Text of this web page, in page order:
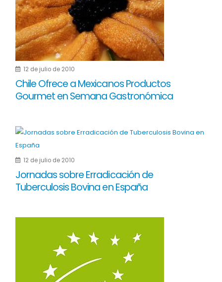
12 de julio de 2010
Chile Ofrece a Mexicanos Productos
Gourmet en Semana Gastronómica
12 de julio de 2010
Jornadas sobre Erradicación de
Tuberculosis Bovina en España